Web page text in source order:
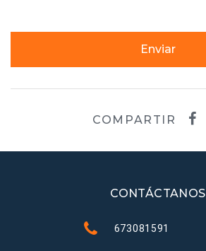
Enviar
COMPARTIR
CONTÁCTANOS
673081591